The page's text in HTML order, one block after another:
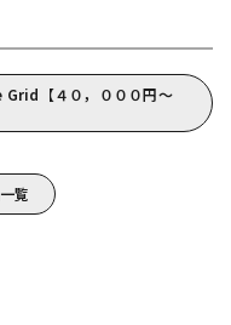
【４０，０００円～
覧